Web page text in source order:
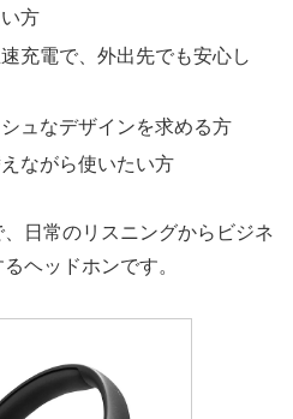
方
充電で、外出先でも安心し
ュなデザインを求める方
ながら使いたい方
日常のリスニングからビジネ
ヘッドホンです。